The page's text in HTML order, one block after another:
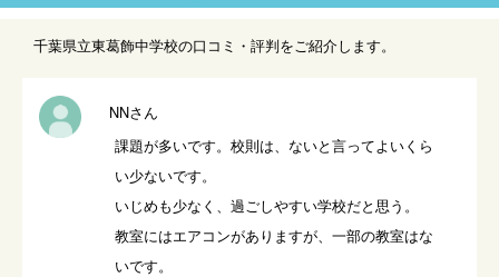
千葉県立東葛飾中学校の口コミ・評判をご紹介します。
NNさん
課題が多いです。校則は、ないと言ってよいくら
い少ないです。
いじめも少なく、過ごしやすい学校だと思う。
教室にはエアコンがありますが、一部の教室はな
いです。